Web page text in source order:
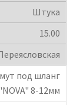
Штука
15.00
под шланг
8-12мм